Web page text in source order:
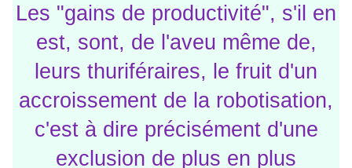
Les "gains de productivité", s'il en
est, sont, de l'aveu même de,
leurs thuriféraires, le fruit d'un
accroissement de la robotisation,
c'est à dire précisément d'une
exclusion de plus en plus